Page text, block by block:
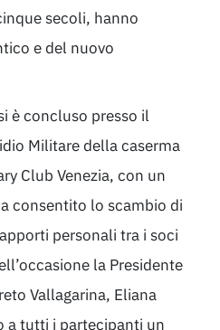
secoli, hanno
e del nuovo
è concluso presso il
Militare della caserma
Club Venezia, con un
consentito lo scambio di
personali tra i soci
la Presidente
Vallagarina, Eliana
a tutti i partecipanti un